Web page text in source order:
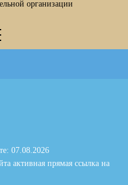
организации
07.08.2026
активная прямая ссылка на